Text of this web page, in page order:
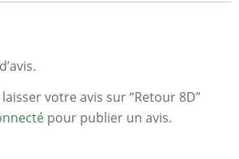
votre avis sur “Retour 8D”
pour publier un avis.